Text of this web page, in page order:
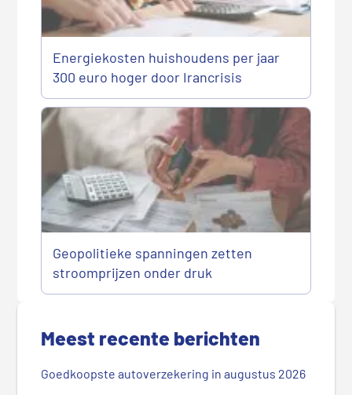
Energiekosten huishoudens per jaar
300 euro hoger door Irancrisis
Geopolitieke spanningen zetten
stroomprijzen onder druk
Meest recente berichten
Goedkoopste autoverzekering in augustus 2026